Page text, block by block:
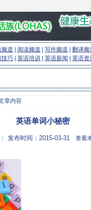
频道 阅读频道 写作频道
翻译频
技巧 英语培训 英语新闻 英语资
章内容
英语单词小秘密
发布时间：2015-03-31 查看